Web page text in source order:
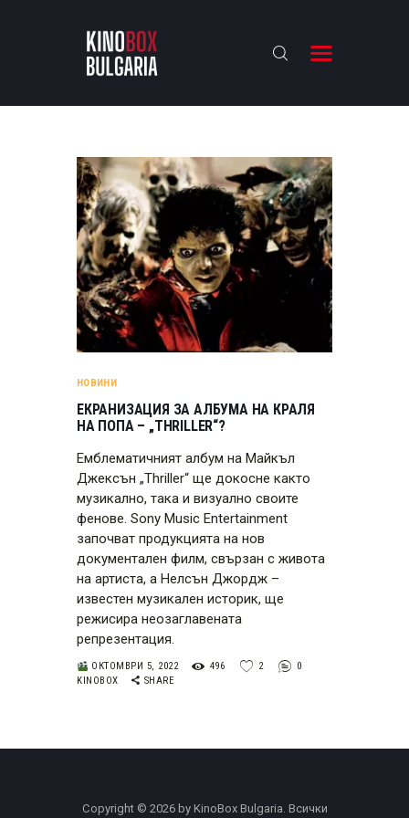
KINOBOX BULGARIA
АНАЛИЗИ
БАХТИ НАГРАДИТЕ
ИНТЕРВЮТА
ЗА НАС
НОВИНИ
ЕКРАНИЗАЦИЯ ЗА АЛБУМА НА КРАЛЯ
НА ПОПА – „ТHRILLER“?
Eмблематичният албум на Майкъл
Джексън „Тhriller“ ще докосне както
музикално, така и визуално своите
фенове. Sony Music Entertainment
започват продукцията на нов
документален филм, свързан с живота
на артиста, а Нелсън Джордж –
известен музикален историк, ще
режисира неозаглавената
репрезентация.
ОКТОМВРИ 5, 2022 496 2
0
KINOBOX
SHARE
Copyright © 2026 by KinoBox Bulgaria. Всички